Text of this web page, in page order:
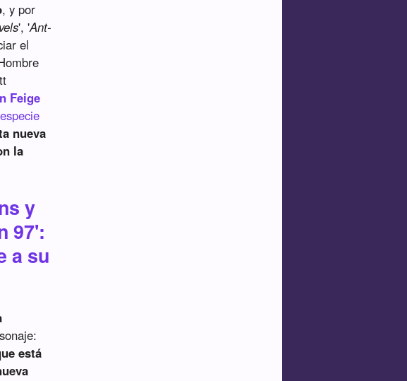
, y por
', 'Ant-
el
Feige
nueva
la
y
97':
a su
está